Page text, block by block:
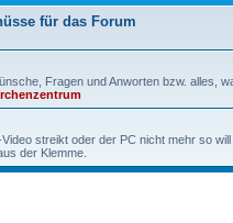
für das Forum
Fragen und Anworten bzw. alles,
streikt oder der PC nicht mehr so
der Klemme.